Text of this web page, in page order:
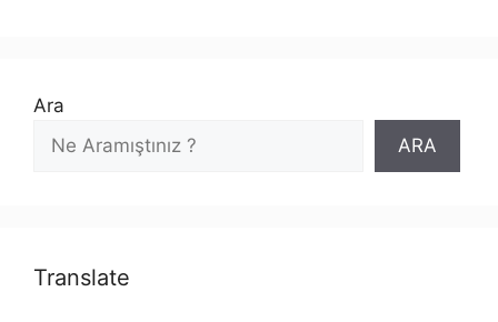
Ara
ARA
Translate